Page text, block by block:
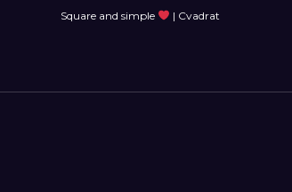
Square and simple | Cvadrat